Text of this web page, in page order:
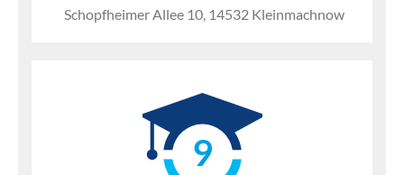
Schopfheimer Allee 10, 14532 Kleinmachnow
9